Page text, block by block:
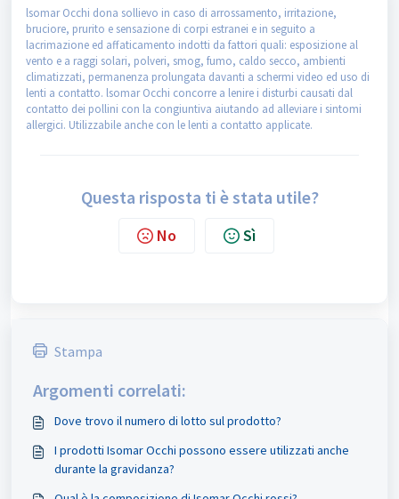
lsomar Occhi dona sollievo in caso di arrossamento, irritazione,
bruciore, prurito e sensazione di corpi estranei e in seguito a
lacrimazione ed affaticamento indotti da fattori quali: esposizione al
vento e a raggi solari, polveri, smog, fumo, caldo secco, ambienti
climatizzati, permanenza prolungata davanti a schermi video ed uso di
lenti a contatto. lsomar Occhi concorre a lenire i disturbi causati dal
contatto dei pollini con la congiuntiva aiutando ad alleviare i sintomi
allergici. Utilizzabile anche con le lenti a contatto applicate.
Questa risposta ti è stata utile?
No Sì
Stampa
Argomenti correlati:
Dove trovo il numero di lotto sul prodotto?
I prodotti Isomar Occhi possono essere utilizzati anche
durante la gravidanza?